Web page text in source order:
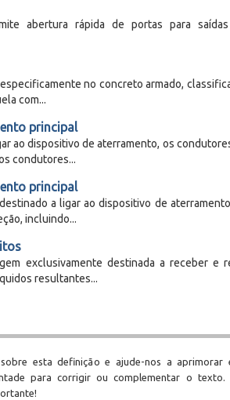
abertura rápida de portas para
no concreto armado,
com...
principal
ao dispositivo de aterramento, os
condutores...
principal
a ligar ao dispositivo de
incluindo...
exclusivamente destinada a receber e
resultantes...
esta definição e ajude-nos a aprimorar
para corrigir ou complementar o texto.